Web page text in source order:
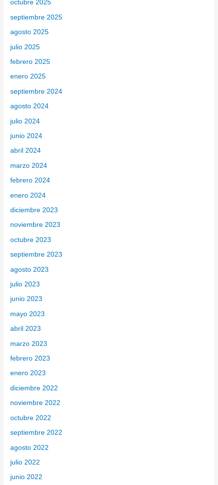
octubre 2025
septiembre 2025
agosto 2025
julio 2025
febrero 2025
enero 2025
septiembre 2024
agosto 2024
julio 2024
junio 2024
abril 2024
marzo 2024
febrero 2024
enero 2024
diciembre 2023
noviembre 2023
octubre 2023
septiembre 2023
agosto 2023
julio 2023
junio 2023
mayo 2023
abril 2023
marzo 2023
febrero 2023
enero 2023
diciembre 2022
noviembre 2022
octubre 2022
septiembre 2022
agosto 2022
julio 2022
junio 2022